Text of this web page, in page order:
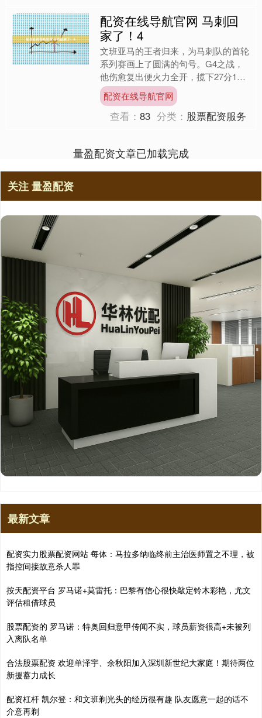
配资在线导航官网 马刺回
家了！4
文班亚马的王者归来，为马刺队的首轮
系列赛画上了圆满的句号。G4之战，
他伤愈复出便火力全开，揽下27分11
篮板4抢断7盖帽的豪华数据，单场抢
断与盖帽总和高达11次....
配资在线导航官网
查看：83 分类： 股票配资服务
量盈配资文章已加载完成
关注 量盈配资
最新文章
配资实力股票配资网站 每体：马拉多纳临终前主治医师置之不理，被
指控间接故意杀人罪
按天配资平台 罗马诺+莫雷托：巴黎有信心很快敲定铃木彩艳，尤文
评估租借球员
股票配资的 罗马诺：特奥回归意甲传闻不实，球员薪资很高+未被列
入离队名单
合法股票配资 欢迎单泽宇、余秋阳加入深圳新世纪大家庭！期待两位
新援蓄力成长
配资杠杆 凯尔登：和文班剃光头的经历很有趣 队友愿意一起的话不
介意再剃